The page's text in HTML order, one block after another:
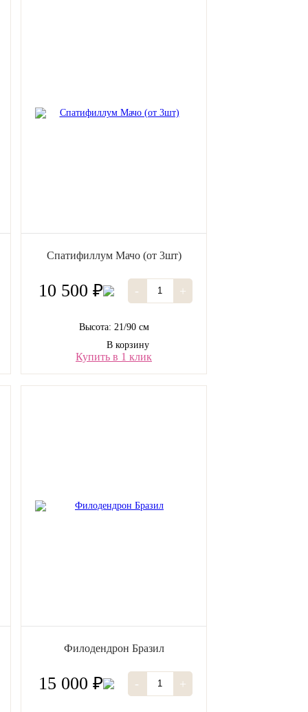
Спатифиллум Мачо (от 3шт)
10 500 ₽ - +
Высота: 21/90 см
В корзину
Купить в 1 клик
Филодендрон Бразил
15 000 ₽ - +